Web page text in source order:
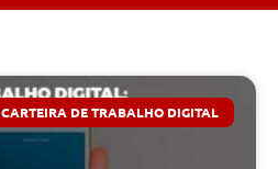
CARTEIRA DE TRABALHO DIGITAL